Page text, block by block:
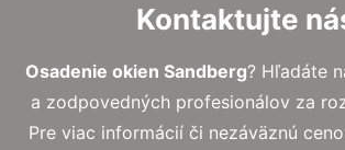
Kontaktujte
Osadenie okien Sandberg? Hľadáte
a zodpovedných profesionálov za
Pre viac informácií či nezáväznú